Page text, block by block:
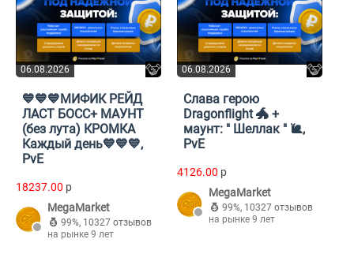
06.08.2026
💙💙💙МИФИК РЕЙД
ЛАСТ БОСС+ МАУНТ
(без лута) КРОМКА
Каждый день💙💙💙,
PvE
18237.00 p
MegaMarket
99%, 10327 отзывов
на рынке 9 лет
06.08.2026
Слава герою
Dragonflight 🐲 +
маунт: " Шеллак " 🐌,
PvE
4126.00 p
MegaMarket
99%, 10327 отзывов
на рынке 9 лет